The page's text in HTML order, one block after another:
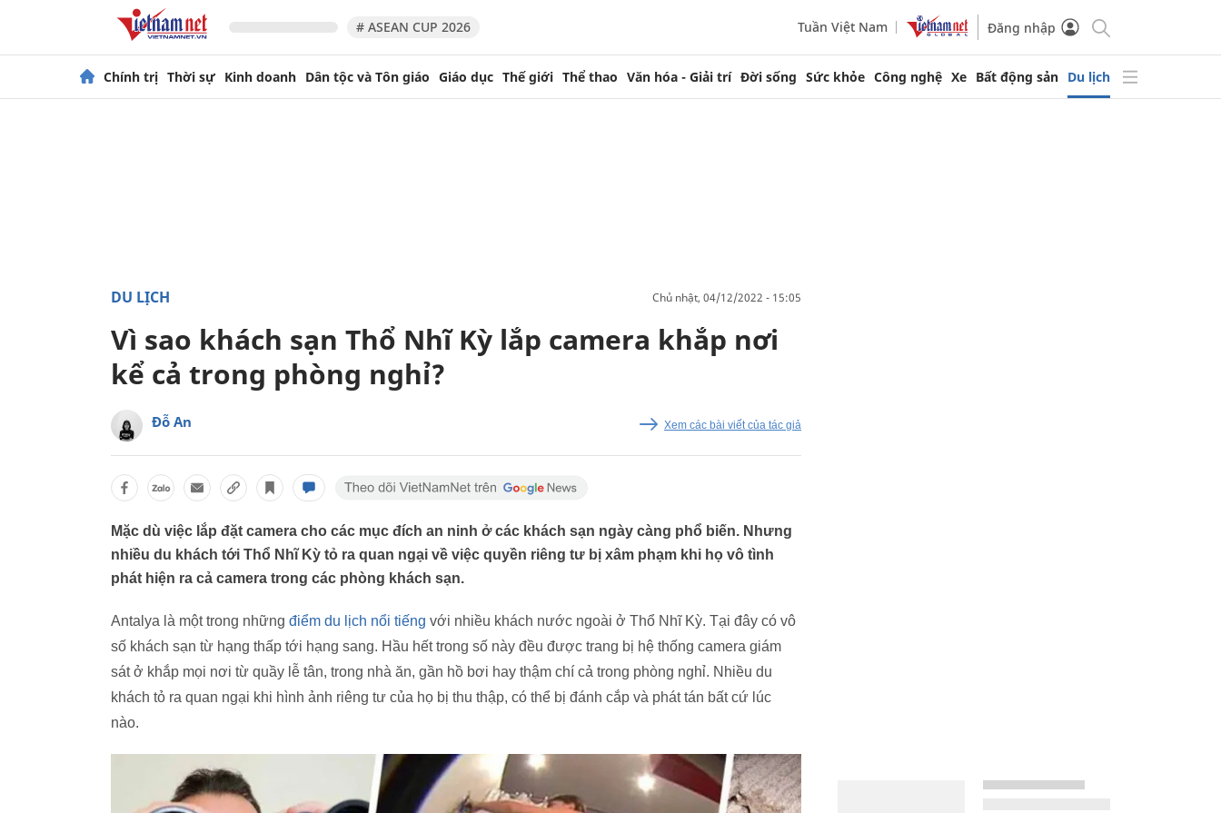
# ASEAN CUP 2026 Tuần Việt Nam Đăng nhập
Chính trị Thời sự Kinh doanh Dân tộc và Tôn giáo Giáo dục Thế giới Thể thao Văn hóa - Giải trí Đời sống Sức khỏe Công nghệ Xe Bất động sản Du lịch
DU LỊCH chủ nhật, 04/12/2022 - 15:05
Vì sao khách sạn Thổ Nhĩ Kỳ lắp camera khắp nơi
kể cả trong phòng nghỉ?
Đỗ An Xem các bài viết của tác giả
Mặc dù việc lắp đặt camera cho các mục đích an ninh ở các khách sạn ngày càng phổ biến. Nhưng
nhiều du khách tới Thổ Nhĩ Kỳ tỏ ra quan ngại về việc quyền riêng tư bị xâm phạm khi họ vô tình
phát hiện ra cả camera trong các phòng khách sạn.
Antalya là một trong những điểm du lịch nổi tiếng với nhiều khách nước ngoài ở Thổ Nhĩ Kỳ. Tại đây có vô
số khách sạn từ hạng thấp tới hạng sang. Hầu hết trong số này đều được trang bị hệ thống camera giám
sát ở khắp mọi nơi từ quầy lễ tân, trong nhà ăn, gần hồ bơi hay thậm chí cả trong phòng nghỉ. Nhiều du
khách tỏ ra quan ngại khi hình ảnh riêng tư của họ bị thu thập, có thể bị đánh cắp và phát tán bất cứ lúc
nào.